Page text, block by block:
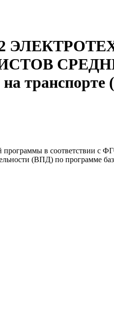
транспорте
программы в соответствии с
(ВПД) по программе